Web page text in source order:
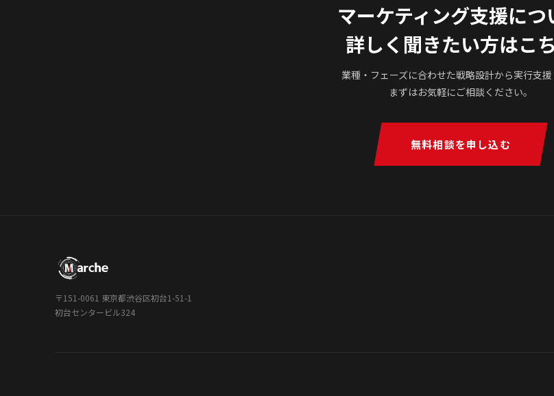
マーケティング支援につ
詳しく聞きたい方はこ
業種・フェーズに合わせた戦略設計から実行支援
まずはお気軽にご相談ください。
無料相談を申し込む
〒151-0061 東京都渋谷区初台1-51-1
初台センタービル324